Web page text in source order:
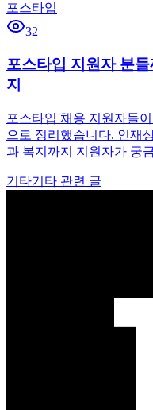
포스타입
32
포스타입 지원자 분
지
포스타입 채용 지원자들
으로 정리했습니다. 인재
과 복지까지 지원자가 궁
기타기타 관련 글